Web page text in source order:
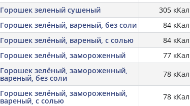
Горошек зеленый сушеный
305 кКал
Горошек зелёный, вареный, без соли
84 кКал
Горошек зелёный, вареный, с солью
84 кКал
Горошек зелёный, замороженный
77 кКал
Горошек зелёный, замороженный,
вареный, без соли 78 кКал
Горошек зелёный, замороженный,
вареный, с солью 78 кКал